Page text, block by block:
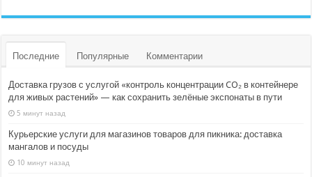
Последние Популярные Комментарии
Доставка грузов с услугой «контроль концентрации CO₂ в контейнере
для живых растений» — как сохранить зелёные экспонаты в пути
5 минут назад
Курьерские услуги для магазинов товаров для пикника: доставка
мангалов и посуды
10 минут назад